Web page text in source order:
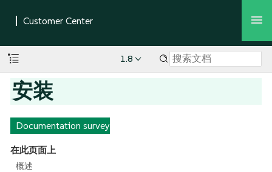
1.8
安装
Documentation survey
在此页面上
概述